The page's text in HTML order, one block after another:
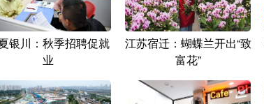
银川：秋季招聘促就
业
江苏宿迁：蝴蝶兰开出“致
富花”